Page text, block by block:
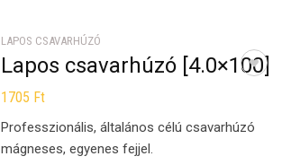
LAPOS CSAVARHÚZÓ
Lapos csavarhúzó [4.0×100]
1705 Ft
Professzionális, általános célú csavarhúzó
mágneses, egyenes fejjel.